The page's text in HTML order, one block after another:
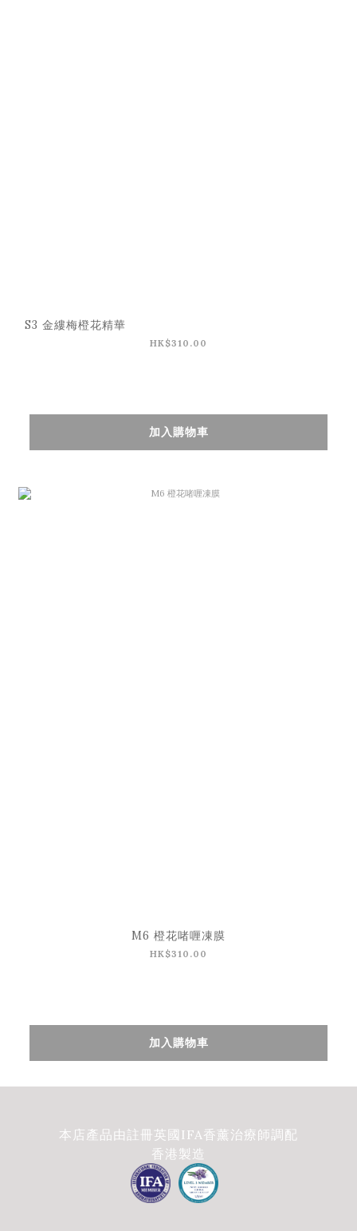
S3 金縷梅橙花精華
HK$310.00
加入購物車
M6 橙花啫喱凍膜
HK$310.00
加入購物車
本店產品由註冊英國IFA香薰治療師調配
香港製造